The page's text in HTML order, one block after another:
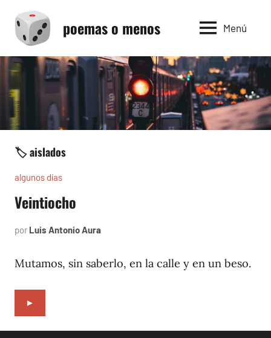
contenido
poemas o menos Menú
🏷️ aislados
algunos días
Veintiocho
por Luis Antonio Aura
1997
Mutamos, sin saberlo, en la calle y en un beso.
►